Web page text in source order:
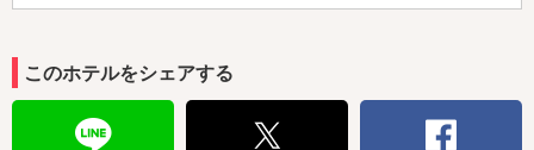
お得な価格で是非ご堪能下さい♪
★夏季限定 入浴剤★
期間限定マスカットの香り・マンゴーの香りの入浴剤が6/15より配
布スタート！
フルーツの香りで癒しのバスタイムをお過ごしください☆彡
このホテルをシェアする